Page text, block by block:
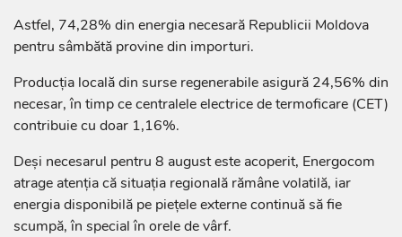
Astfel, 74,28% din energia necesară Republicii Moldova
pentru sâmbătă provine din importuri.
Producția locală din surse regenerabile asigură 24,56% din
necesar, în timp ce centralele electrice de termoficare (CET)
contribuie cu doar 1,16%.
Deși necesarul pentru 8 august este acoperit, Energocom
atrage atenția că situația regională rămâne volatilă, iar
energia disponibilă pe piețele externe continuă să fie
scumpă, în special în orele de vârf.